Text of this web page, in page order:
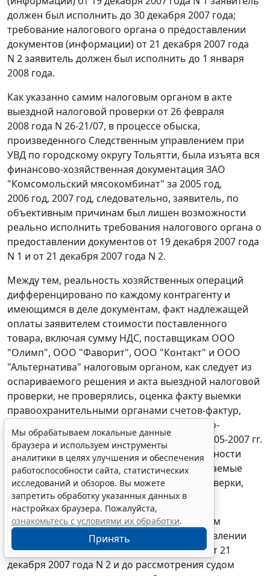
должен был исполнить до 30 декабря 2007 года;
требование налогового органа о предоставлении
документов (информации) от 21 декабря 2007 года
N 2 заявитель должен был исполнить до 1 января
2008 года.
Как указанно самим налоговым органом в акте
выездной налоговой проверки от 26 февраля
2008 года N 26-21/07, в процессе обыска,
произведенного Следственным управлением при
УВД по городскому округу Тольятти, была изъята вся
финансово-хозяйственная документация ЗАО
"Комсомольский мясокомбинат" за 2005 год,
2006 год, 2007 год, следовательно, заявитель, по
объективным причинам был лишен возможности
реально исполнить требования налогового органа о
предоставлении документов от 19 декабря 2007 года
N 1 и от 21 декабря 2007 года N 2.
Между тем, реальность хозяйственных операций
дифференцировано по каждому контрагенту и
имеющимся в деле документам, факт надлежащей
оплаты заявителем стоимости поставленного
товара, включая сумму НДС, поставщикам ООО
"Олимп", ООО "Фаворит", ООО "Контакт" и ООО
"Альтернатива" налоговым органом, как следует из
оспариваемого решения и акта выездной налоговой
проверки, не проверялись, оценка факту выемки
правоохранительными органами счетов-фактур,
первичных документов и других финансово-
хозяйственных документов заявителя за 2005-2007 гг.
и отсутствия у заявителя реальной возможности
представить налоговому органу запрашиваемые
документы в ходе выездной налоговой проверки,
налоговым органом не дана.
Поскольку с момента получения заявителем
требований налогового органа о предоставлении
документов от 19 декабря 2007 года N 1 и от 21
декабря 2007 года N 2 и до рассмотрения судом
Мы обрабатываем локальные данные
браузера и используем инструменты
аналитики в целях улучшения и обеспечения
работоспособности сайта, статистических
исследований и обзоров. Вы можете
запретить обработку указанных данных в
настройках браузера. Пожалуйста,
ознакомьтесь с условиями их обработки.
Принять